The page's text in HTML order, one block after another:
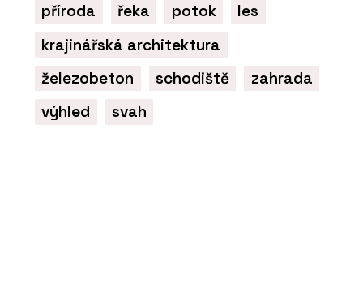
příroda
řeka potok
les
krajinářská architektura
železobeton
schodiště
zahrada
výhled
svah